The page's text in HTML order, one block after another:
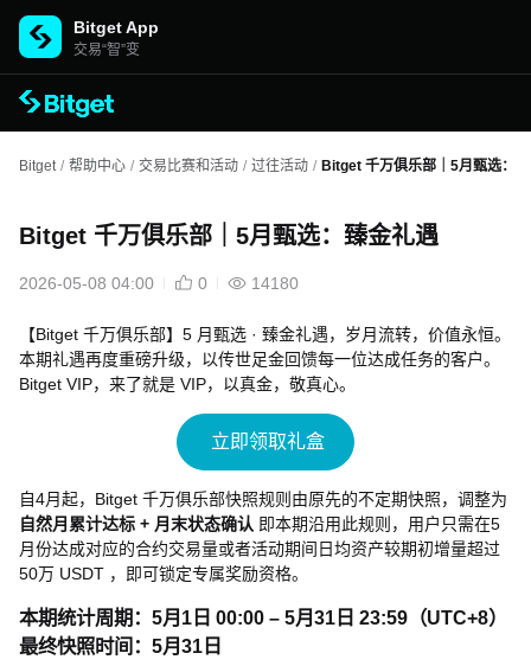
Bitget App
交易“智”变
Bitget / 帮助中心 / 交易比赛和活动 / 过往活动 / Bitget 千万俱乐部｜5月甄选：
Bitget 千万俱乐部｜5月甄选：臻金礼遇
2026-05-08 04:00 0 14180
【Bitget 千万俱乐部】5 月甄选 · 臻金礼遇，岁月流转，价值永恒。
本期礼遇再度重磅升级，以传世足金回馈每一位达成任务的客户。
Bitget VIP，来了就是 VIP，以真金，敬真心。
立即领取礼盒
自4月起，Bitget 千万俱乐部快照规则由原先的不定期快照，调整为
自然月累计达标 + 月末状态确认 即本期沿用此规则，用户只需在5
月份达成对应的合约交易量或者活动期间日均资产较期初增量超过
50万 USDT ，即可锁定专属奖励资格。
本期统计周期：5月1日 00:00 – 5月31日 23:59（UTC+8）
最终快照时间：5月31日